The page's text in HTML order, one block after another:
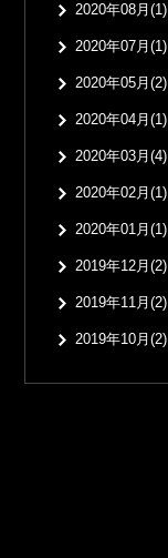
2020年08月(1)
2020年07月(1)
2020年05月(2)
2020年04月(1)
2020年03月(4)
2020年02月(1)
2020年01月(1)
2019年12月(2)
2019年11月(2)
2019年10月(2)